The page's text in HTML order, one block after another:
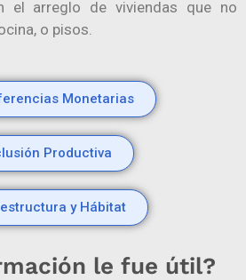
el arreglo de viviendas que no
o pisos.​​​​
Monetarias
Productiva
y Hábitat
le fue útil?